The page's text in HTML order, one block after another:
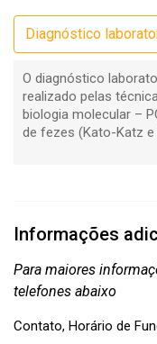
Diagnóstico
O diagnóstico
realizado pelas
biologia molecular –
de fezes (Kato-Katz
Informações
Para maiores
telefones abaixo
Contato, Horário de